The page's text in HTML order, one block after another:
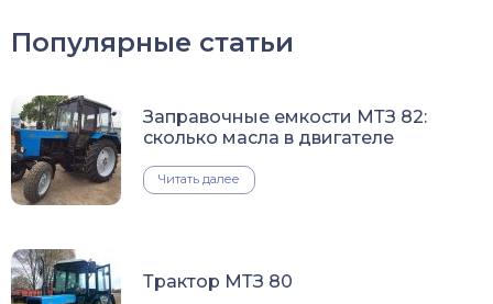
Популярные статьи
Заправочные емкости МТЗ 82:
сколько масла в двигателе
Читать далее
Трактор МТЗ 80